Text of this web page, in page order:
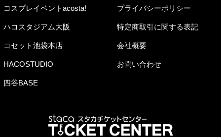
コスプレイベントacosta!
ハコスタジアム大阪
コセット池袋本店
HACOSTUDIO
四谷BASE
プライバシーポリシー
特定商取引に関する表記
会社概要
お問い合わせ